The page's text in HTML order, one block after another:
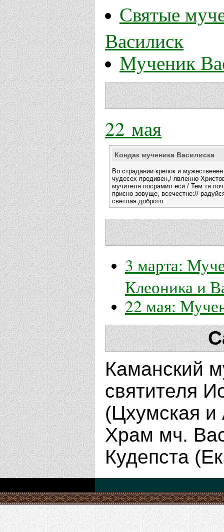
Святые
Василиск
Мученик
22 мая
Кондак мученика Василиска
Во страдании крепок и
чудесех предивен,/ явленно
мучителя посрамил еси./ Тем тя
присно зовуще, всечестне://
светлая доброто.
3 марта:
Клеоника и
22 мая:
Каманский
святителя
(Цхумская и
Храм мч.
Кудепста